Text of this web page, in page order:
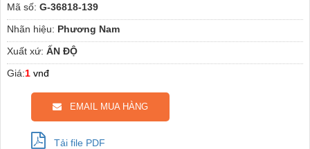
Mã số: G-36818-139
Nhãn hiệu: Phương Nam
Xuất xứ: ẤN ĐỘ
Giá:1 vnđ
EMAIL MUA HÀNG
Tải file PDF